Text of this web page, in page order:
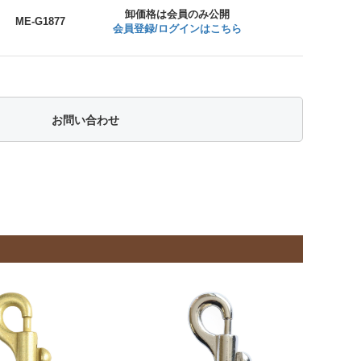
ME-G1877
卸価格は会員のみ公開
会員登録/ログインはこちら
お問い合わせ